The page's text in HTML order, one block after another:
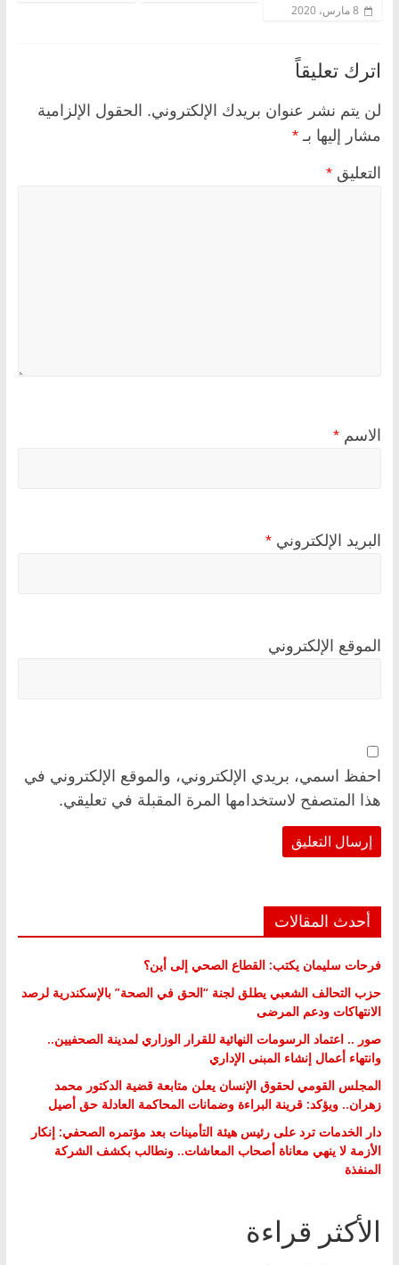
8 مارس، 2020
اترك تعليقاً
لن يتم نشر عنوان بريدك الإلكتروني. الحقول الإلزامية
مشار إليها بـ *
التعليق *
الاسم *
البريد الإلكتروني *
الموقع الإلكتروني
احفظ اسمي، بريدي الإلكتروني، والموقع الإلكتروني في
هذا المتصفح لاستخدامها المرة المقبلة في تعليقي.
أحدث المقالات
فرحات سليمان يكتب: القطاع الصحي إلى أين؟
حزب التحالف الشعبي يطلق لجنة “الحق في الصحة” بالإسكندرية لرصد
الانتهاكات ودعم المرضى
صور .. اعتماد الرسومات النهائية للقرار الوزاري لمدينة الصحفيين..
وانتهاء أعمال إنشاء المبنى الإداري
المجلس القومي لحقوق الإنسان يعلن متابعة قضية الدكتور محمد
زهران.. ويؤكد: قرينة البراءة وضمانات المحاكمة العادلة حق أصيل
دار الخدمات ترد على رئيس هيئة التأمينات بعد مؤتمره الصحفي: إنكار
الأزمة لا ينهي معاناة أصحاب المعاشات.. ونطالب بكشف الشركة
المنفذة
الأكثر قراءة